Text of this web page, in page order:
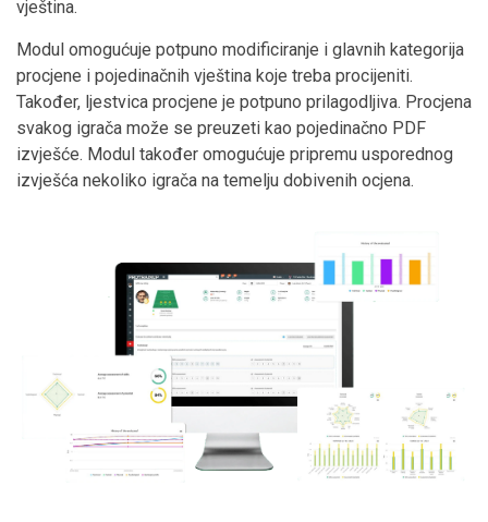
vještina.
Modul omogućuje potpuno modificiranje i glavnih kategorija
procjene i pojedinačnih vještina koje treba procijeniti.
Također, ljestvica procjene je potpuno prilagodljiva. Procjena
svakog igrača može se preuzeti kao pojedinačno PDF
izvješće. Modul također omogućuje pripremu usporednog
izvješća nekoliko igrača na temelju dobivenih ocjena.